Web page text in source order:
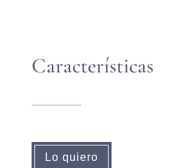
Características
Lo quiero